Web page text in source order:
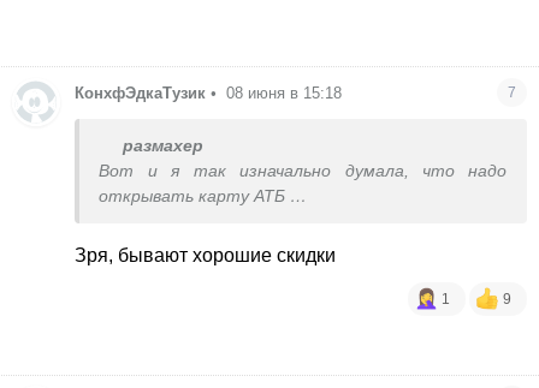
КонхфЭдкаТузик • 08 июня в 15:18 7
размахер
Вот и я так изначально думала, что надо
открывать карту АТБ
В таком случае я не стала бы вообще
Зря, бывают хорошие скидки
1 9